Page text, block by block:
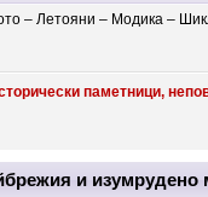
– Летояни – Модика –
паметници,
и изумрудено